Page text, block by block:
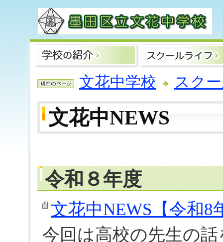
文花中学校 スク
文花中NEWS
令和８年度
文花中NEWS【令和8
今回は高校の先生の